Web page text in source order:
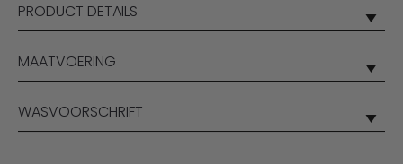
PRODUCT DETAILS
MAATVOERING
WASVOORSCHRIFT